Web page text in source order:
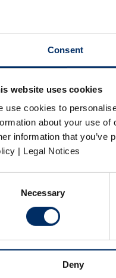
Consent
website uses cookies
use cookies to
about your use
information that you’ve
| Legal Notices
Necessary
Deny